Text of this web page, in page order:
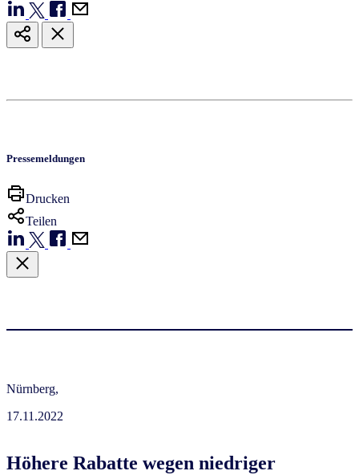
Pressemeldungen
Drucken
Teilen
Nürnberg,
17.11.2022
Höhere Rabatte wegen niedriger